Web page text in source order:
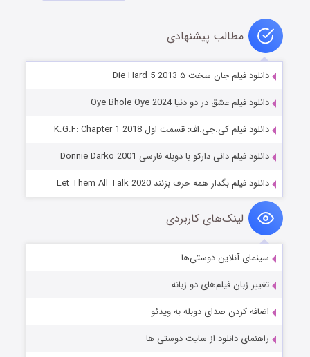
مطالب پیشنهادی
دانلود فیلم جان سخت ۵ Die Hard 5 2013
دانلود فیلم عشق در دو دنیا Oye Bhole Oye 2024
دانلود فیلم کی.جی.اف: قسمت اول K.G.F: Chapter 1 2018
دانلود فیلم دانی دارکو با دوبله فارسی Donnie Darko 2001
دانلود فیلم بگذار همه حرف بزنند Let Them All Talk 2020
لینک‌های کاربردی
سینمای آنلاین دوستی‌ها
تغییر زبان فیلم‌های دو زبانه
اضافه کردن صدای دوبله به ویدئو
راهنمای دانلود از سایت دوستی ها